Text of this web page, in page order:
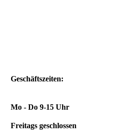
Geschäftszeiten:
Mo - Do 9-15 Uhr
Freitags geschlossen